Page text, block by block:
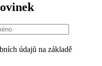
údajů na základě